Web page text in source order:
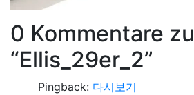
0 Kommentare zu
“Ellis_29er_2”
Pingback: 다시보기